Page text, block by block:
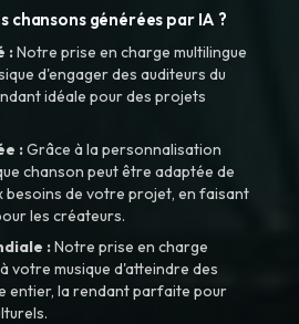
chansons générées par IA ?
:Notre prise en charge multilingue
d'engager des auditeurs du
idéale pour des projets
:Grâce à la personnalisation
chanson peut être adaptée de
besoins de votre projet, en faisant
les créateurs.
:Notre prise en charge
votre musique d'atteindre des
entier, la rendant parfaite pour